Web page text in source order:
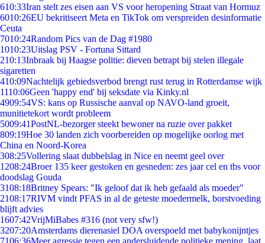
610:33Iran stelt zes eisen aan VS voor heropening Straat van Hormuz
6010:26EU bekritiseert Meta en TikTok om verspreiden desinformatie
Ceuta
7010:24Random Pics van de Dag #1980
1010:23Uitslag PSV - Fortuna Sittard
210:13Inbraak bij Haagse politie: dieven betrapt bij stelen illegale
sigaretten
410:09Nachtelijk gebiedsverbod brengt rust terug in Rotterdamse wijk
1110:06Geen 'happy end' bij seksdate via Kinky.nl
4909:54VS: kans op Russische aanval op NAVO-land groeit,
munitietekort wordt probleem
5009:41PostNL-bezorger steekt bewoner na ruzie over pakket
809:19Hoe 30 landen zich voorbereiden op mogelijke oorlog met
China en Noord-Korea
308:25Vollering slaat dubbelslag in Nice en neemt geel over
1208:24Broer 135 keer gestoken en gesneden: zes jaar cel en tbs voor
doodslag Gouda
3108:18Britney Spears: "Ik geloof dat ik heb gefaald als moeder"
2108:17RIVM vindt PFAS in al de geteste moedermelk, borstvoeding
blijft advies
1607:42VrijMiBabes #316 (not very sfw!)
3207:20Amsterdams dierenasiel DOA overspoeld met babykonijntjes
7106:36Meer agressie tegen een andersluidende politieke mening, laat